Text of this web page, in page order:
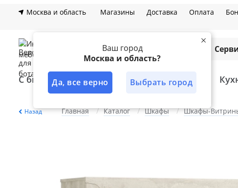
Ваш город
Москва и область?
Да, все верно Выбрать город
Москва и область Магазины Доставка Оплата
С быстрой доставкой Лучшее решение
Назад Главная Каталог Шкафы Шкафы-